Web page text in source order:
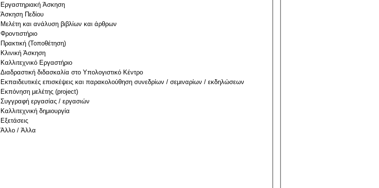
Εργαστηριακή Άσκηση
Άσκηση Πεδίου
Μελέτη και ανάλυση βιβλίων και άρθρων
Φροντιστήριο
Πρακτική (Τοποθέτηση)
Κλινική Άσκηση
Καλλιτεχνικό Εργαστήριο
Διαδραστική διδασκαλία στο Υπολογιστικό Κέντρο
Εκπαιδευτικές επισκέψεις και παρακολούθηση συνεδρίων / σεμιναρίων / εκδηλώσεων
Εκπόνηση μελέτης (project)
Συγγραφή εργασίας / εργασιών
Καλλιτεχνική δημιουργία
Εξετάσεις
Άλλο / Άλλα